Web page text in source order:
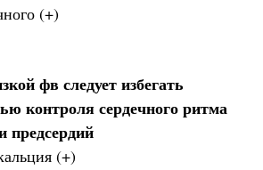
(+)
фв следует избегать
контроля сердечного ритма
предсердий
(+)